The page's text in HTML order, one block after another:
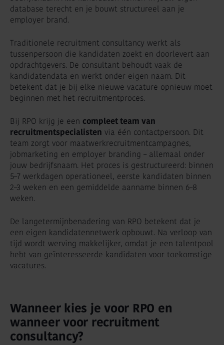
database terecht en je bouwt structureel aan je
employer brand.
Traditionele recruitment consultancy werkt als
tussenpersoon die kandidaten zoekt en doorlevert aan
opdrachtgevers. De consultant behoudt vaak de
kandidatendata en werkt onder eigen naam. Dit
betekent dat je bij elke nieuwe vacature opnieuw moet
beginnen met het recruitmentproces.
Bij RPO krijg je een compleet team van
recruitmentspecialisten via één contactpersoon. Dit
team zorgt voor maatwerkrecruitmentcampagnes,
jobmarketing en employer branding – allemaal onder
jouw bedrijfsnaam. Het proces is gestructureerd: binnen
5–7 werkdagen operationeel, eerste kandidaten binnen
2–3 weken en een gemiddelde aanname binnen 6–8
weken.
De langetermijnbenadering van RPO betekent dat je
een eigen kandidatennetwerk opbouwt. Na verloop van
tijd wordt werving makkelijker, omdat je een talentpool
hebt van geïnteresseerde kandidaten voor toekomstige
vacatures.
Wanneer kies je voor RPO en
wanneer voor recruitment
consultancy?